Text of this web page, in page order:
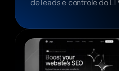
de leads e controle do